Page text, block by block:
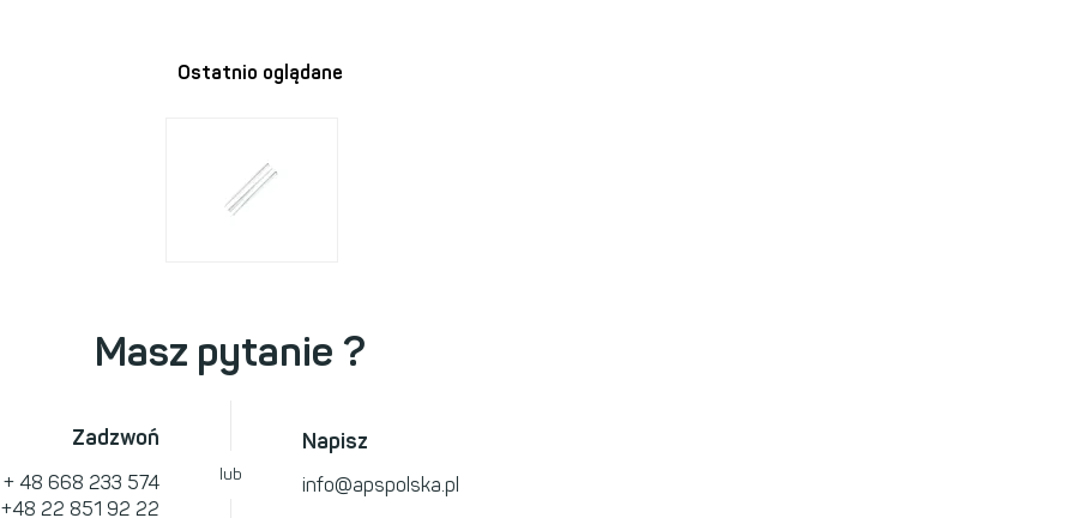
Ostatnio oglądane
Masz pytanie ?
Zadzwoń
+ 48 668 233 574
+48 22 851 92 22
lub
Napisz
info@apspolska.pl